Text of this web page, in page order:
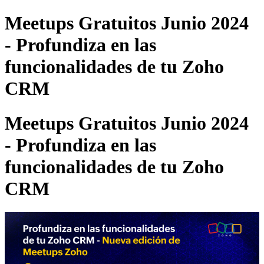
Meetups Gratuitos Junio 2024
- Profundiza en las
funcionalidades de tu Zoho
CRM
Meetups Gratuitos Junio 2024
- Profundiza en las
funcionalidades de tu Zoho
CRM